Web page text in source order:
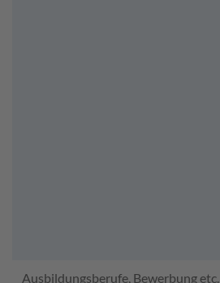
Ausbildungsberufe, Bewerbung etc.